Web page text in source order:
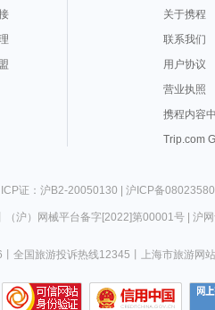
关于携程
联系我们
用户协议
营业执照
携程内容
Trip.com
ICP证：沪B2-20050130 | 沪ICP备
（沪）网械平台备字[2022]第00001号| 沪
全国旅游投诉热线12345 上海市旅游网